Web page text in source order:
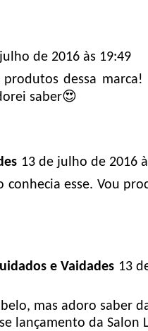
de 2016 às 19:49
produtos dessa marca!
saber😍
13 de julho de 2016
conhecia esse. Vou
e Vaidades 13
mas adoro saber
lançamento da Salon